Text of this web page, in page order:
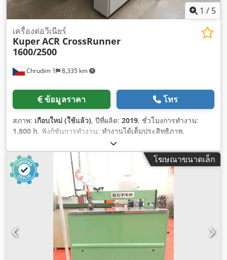
1 / 5
Chrudim 1 8,335 km
เครื่องต่อวีเนียร์
KuperACR CrossRunner
1600/2500
ข้อมูลราคา โทร
สภาพ: เกือบใหม่ (ใช้แล้ว), ปีที่ผลิต: 2019, ชั่วโมงการทำงาน:
1,800 h, ฟังก์ชันการทำงาน: ทำงานได้เต็มประสิทธิภาพ,
หมายเลขเครื่องจักร/ยานพาหนะ:142400
โฆษณาขนาดเล็ก